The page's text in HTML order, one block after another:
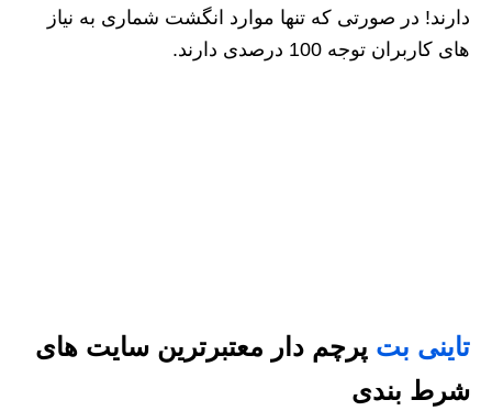
دارند! در صورتی که تنها موارد انگشت شماری به نیاز
های کاربران توجه 100 درصدی دارند.
تاینی بت پرچم دار معتبرترین سایت های
شرط بندی